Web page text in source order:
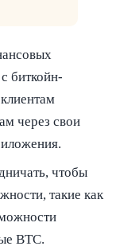
биткойн-
через свои
чтобы
такие как
BTC.